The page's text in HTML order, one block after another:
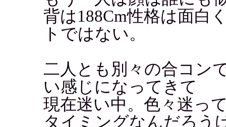
背は188Cm性格は面白
トではない。
二人とも別々の合コン
い感じになってきて
現在迷い中。色々迷っ
タイミングなんだろう